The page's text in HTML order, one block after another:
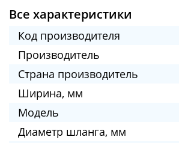
Все характеристики
Код производителя
Производитель
Страна производитель
Ширина, мм
Модель
Диаметр шланга, мм